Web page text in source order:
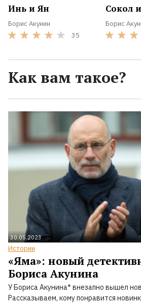
Инь и Ян
Борис Акунин
35
Сокол
Борис
Как вам такое?
30.05.2023
Истории
«Яма»: новый
Бориса Акунина
У Бориса Акунина* внезапно вышел
Рассказываем, кому понравится